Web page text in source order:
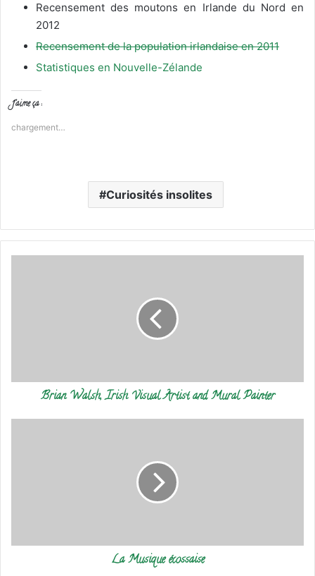
Recensement des moutons en Irlande du Nord en
2012
Recensement de la population irlandaise en 2011
Statistiques en Nouvelle-Zélande
J’aime ça :
chargement…
Curiosités insolites
Brian Walsh, Irish Visual Artist and Mural Painter
La Musique écossaise